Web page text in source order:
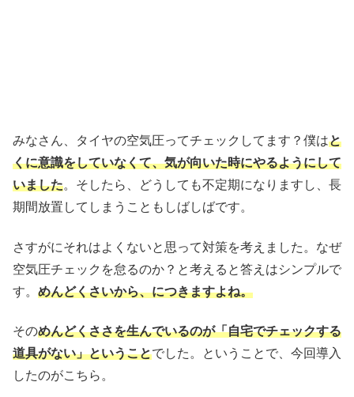
みなさん、タイヤの空気圧ってチェックしてます？僕はと
くに意識をしていなくて、気が向いた時にやるようにして
いました。そしたら、どうしても不定期になりますし、長
期間放置してしまうこともしばしばです。
さすがにそれはよくないと思って対策を考えました。なぜ
空気圧チェックを怠るのか？と考えると答えはシンプルで
す。 めんどくさいから、につきますよね。
そのめんどくささを生んでいるのが「自宅でチェックする
道具がない」ということでした。ということで、今回導入
したのがこちら。